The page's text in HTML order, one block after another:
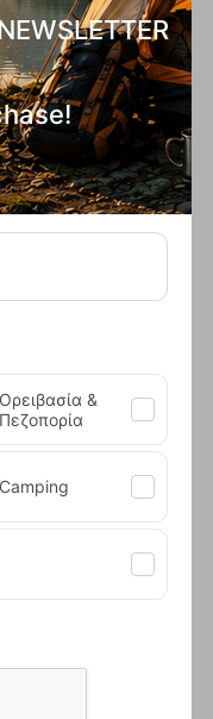
μου
ορειβατικών
η αδιαβροχοποίηση,
Καλύτερη
Ορειβασία &
Camping